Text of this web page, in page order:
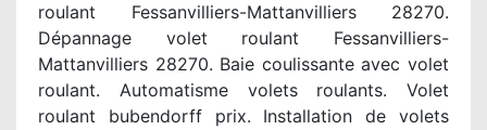
roulant Fessanvilliers-Mattanvilliers 28270.
Dépannage volet roulant Fessanvilliers-
Mattanvilliers 28270. Baie coulissante avec volet
roulant. Automatisme volets roulants. Volet
roulant bubendorff prix. Installation de volets